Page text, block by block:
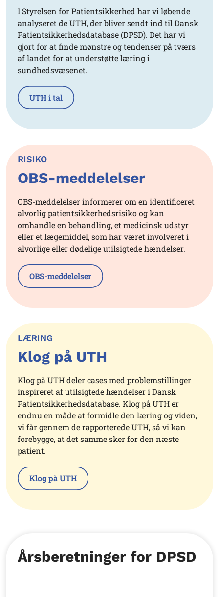
I Styrelsen for Patientsikkerhed har vi løbende
analyseret de UTH, der bliver sendt ind til Dansk
Patientsikkerhedsdatabase (DPSD). Det har vi
gjort for at finde mønstre og tendenser på tværs
af landet for at understøtte læring i
sundhedsvæsenet.
UTH i tal
RISIKO
OBS-meddelelser
OBS-meddelelser informerer om en identificeret
alvorlig patientsikkerhedsrisiko og kan
omhandle en behandling, et medicinsk udstyr
eller et lægemiddel, som har været involveret i
alvorlige eller dødelige utilsigtede hændelser.
OBS-meddelelser
LÆRING
Klog på UTH
Klog på UTH deler cases med problemstillinger
inspireret af utilsigtede hændelser i Dansk
Patientsikkerhedsdatabase. Klog på UTH er
endnu en måde at formidle den læring og viden,
vi får gennem de rapporterede UTH, så vi kan
forebygge, at det samme sker for den næste
patient.
Klog på UTH
Årsberetninger for DPSD